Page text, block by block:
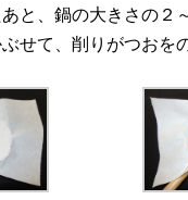
と、鍋の大きさの２
せて、削りがつおを